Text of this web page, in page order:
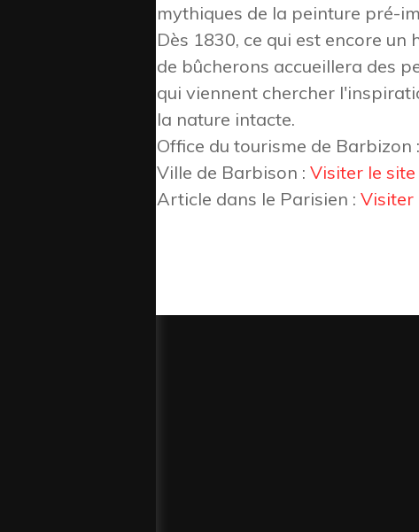
mythiques de la peinture pré-
Dès 1830, ce qui est encore un
de bûcherons accueillera des
qui viennent chercher
la nature intacte.
Office du tourisme de Barbizon :
Ville de Barbison : Visiter le site
Article dans le Parisien : Visiter